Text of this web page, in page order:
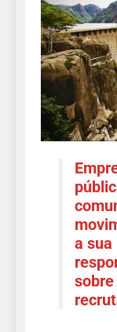
a sua